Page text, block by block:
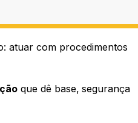
atuar com procedimentos
que dê base, segurança